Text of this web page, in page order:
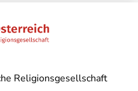
Religionsgesellschaft